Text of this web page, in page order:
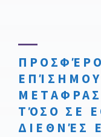
ΤΌΣΟ ΣΕ
ΔΙΕΘΝΈΣ